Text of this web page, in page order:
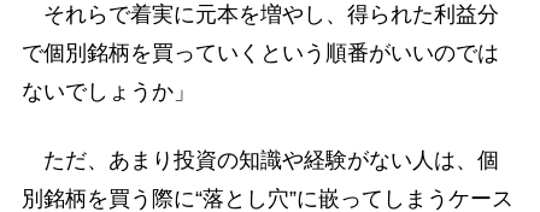
それらで着実に元本を増やし、得られた利益分
で個別銘柄を買っていくという順番がいいのでは
ないでしょうか」
ただ、あまり投資の知識や経験がない人は、個
別銘柄を買う際に“落とし穴”に嵌ってしまうケース